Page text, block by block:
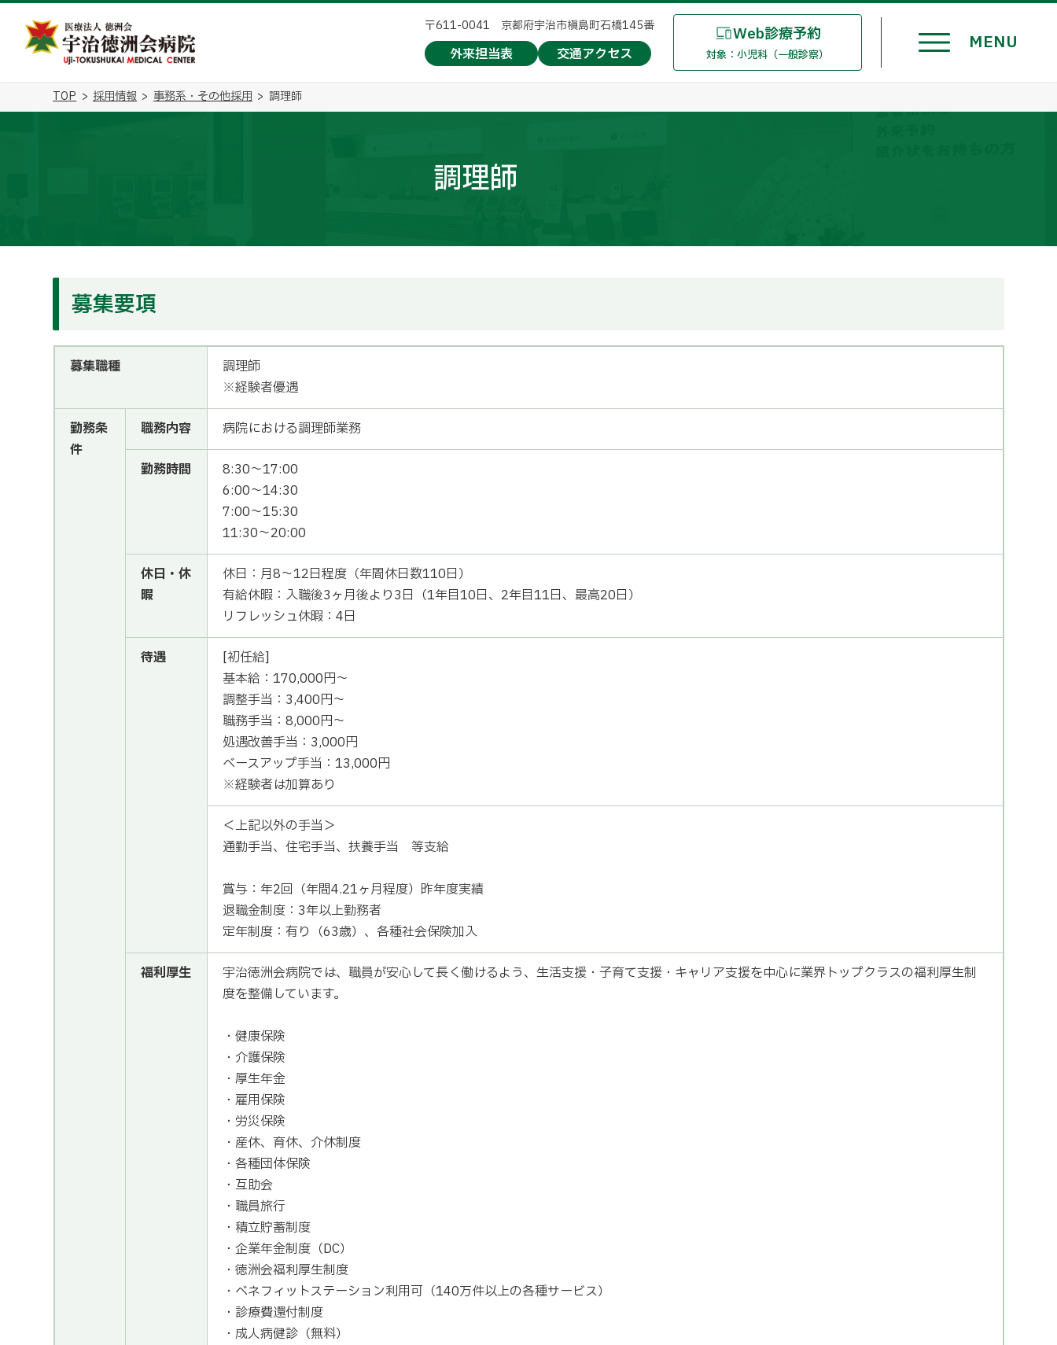
〒611-0041 京都府宇治市槇島町石橋145番
外来担当表 交通アクセス
Web診療予約
対象：小児科（一般診察）
TOP 採用情報 事務系・その他採用 調理師
調理師
募集要項
募集職種
調理師
※経験者優遇
勤務条
件
職務内容 病院における調理師業務
勤務時間
8:30～17:00
6:00～14:30
7:00～15:30
11:30～20:00
休日・休
暇
休日：月8～12日程度（年間休日数110日）
有給休暇：入職後3ヶ月後より3日（1年目10日、2年目11日、最高20日）
リフレッシュ休暇：4日
待遇
[初任給]
基本給：170,000円～
調整手当：3,400円～
職務手当：8,000円～
処遇改善手当：3,000円
ベースアップ手当：13,000円
※経験者は加算あり
＜上記以外の手当＞
通勤手当、住宅手当、扶養手当 等支給
賞与：年2回（年間4.21ヶ月程度）昨年度実績
退職金制度：3年以上勤務者
定年制度：有り（63歳）、各種社会保険加入
福利厚生
宇治徳洲会病院では、職員が安心して長く働けるよう、生活支援・子育て支援・キャリア支援を中心に業界トップクラスの福利厚生制
度を整備しています。
・健康保険
・介護保険
・厚生年金
・雇用保険
・労災保険
・産休、育休、介休制度
・各種団体保険
・互助会
・職員旅行
・積立貯蓄制度
・企業年金制度（DC）
・徳洲会福利厚生制度
・ベネフィットステーション利用可（140万件以上の各種サービス）
・診療費還付制度
・成人病健診（無料）